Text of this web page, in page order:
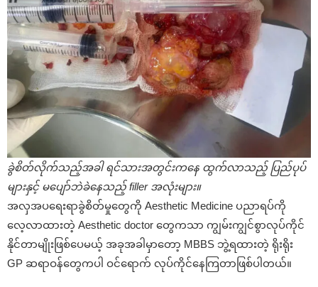
ခွဲစိတ်လိုက်သည့်အခါ ရင်သားအတွင်းကနေ ထွက်လာသည့် ပြည်ပုပ်
များနှင့် မပျော်ဘဲခဲနေသည့် filler အလုံးများ။
အလှအပရေးရာခွဲစိတ်မှုတွေကို Aesthetic Medicine ပညာရပ်ကို
လေ့လာထားတဲ့ Aesthetic doctor တွေကသာ ကျွမ်းကျွင်စွာလုပ်ကိုင်
နိုင်တာမျိုးဖြစ်ပေမယ့် အခုအခါမှာတော့ MBBS ဘွဲ့ရထားတဲ့ ရိုးရိုး
GP ဆရာဝန်တွေကပါ ဝင်ရောက် လုပ်ကိုင်နေကြတာဖြစ်ပါတယ်။